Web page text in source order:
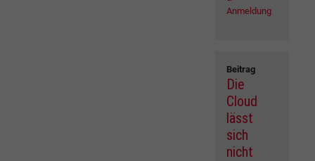
Anmeldung
Beitrag
Die
Cloud
lässt
sich
nicht